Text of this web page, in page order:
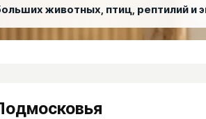
животных, птиц, рептилий и